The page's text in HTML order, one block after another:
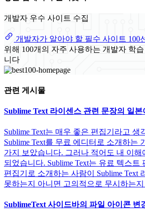
개발자 우수 사이트 수집
개발자가 알아야 할 필수 사이트 100
위해 100개의 자주 사용하는 개발자 학
니다
관련 게시물
Sublime Text 라이센스 관련 문장의 일
Sublime Text는 매우 좋은 편집기라고 생
Sublime Text를 무료 에디터로 소개하는
가지 보았습니다. 그러나 적어도 내 이해
되었습니다. Sublime Text는 유료 텍스트
편집기로 소개하는 사람이 Sublime Text
못하는지 아니면 고의적으로 무시하는
SublimeText 사이드바의 파일 아이콘 변